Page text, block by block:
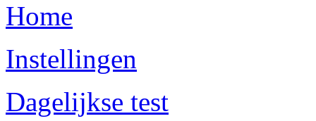
Home
Instellingen
Dagelijkse test